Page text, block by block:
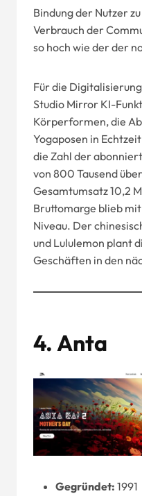
Bindung der Nutzer
Verbrauch der
so hoch wie der der
Für die
Studio Mirror KI-
Körperformen, die
Yogaposen in
die Zahl der
von 800 Tausend
Gesamtumsatz 10,2
Bruttomarge blieb
Niveau. Der
und Lululemon plant
Geschäften in den
4. Anta
Gegründet: 1991